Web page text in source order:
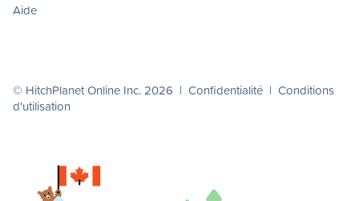
Aide
© HitchPlanet Online Inc. 2026 | Confidentialité | Conditions
d'utilisation